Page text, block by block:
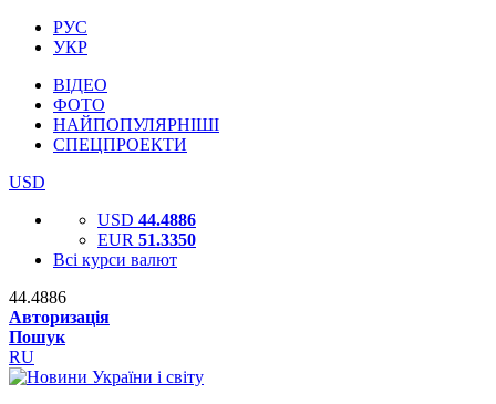
РУС
УКР
ВІДЕО
ФОТО
НАЙПОПУЛЯРНІШІ
СПЕЦПРОЕКТИ
USD
USD 44.4886
EUR 51.3350
Всі курси валют
44.4886
Авторизація
Пошук
RU